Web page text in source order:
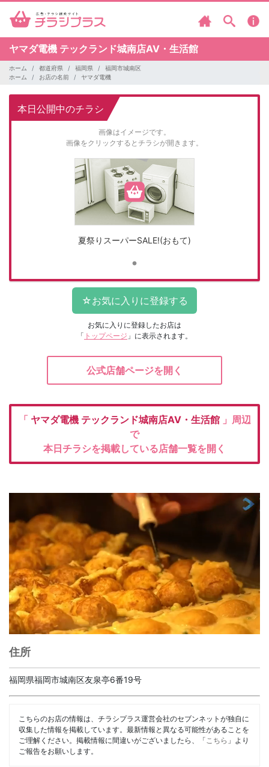
ヤマダ電機 テックランド城南店AV・生活館
ホーム 都道府県 福岡県
福岡市城南区
ホーム
お店の名前 ヤマダ電機
本日公開中のチラシ
画像はイメージです。
画像をクリックするとチラシが開きます。
夏祭りスーパーSALE!(おもて)
お気に入りに登録したお店は
「 トップページ 」に表示されます。
公式店舗ページを開く
「 ヤマダ電機 テックランド城南店AV・生活館 」周辺
で
本日チラシを掲載している店舗一覧を開く
住所
福岡県福岡市城南区友泉亭6番19号
こちらのお店の情報は、チラシプラス運営会社のセブンネットが独自に
収集した情報を掲載しています。最新情報と異なる可能性があることを
ご理解ください。掲載情報に間違いがございましたら、「 こちら 」より
ご報告をお願いします。